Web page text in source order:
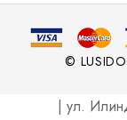
©
| ул.